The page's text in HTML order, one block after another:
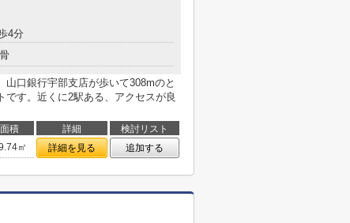
4分
山口銀行宇部支店が歩いて308mのと
す。近くに2駅ある、アクセスが良
面積 詳細
検討リスト
㎡ 詳細を見る 追加する